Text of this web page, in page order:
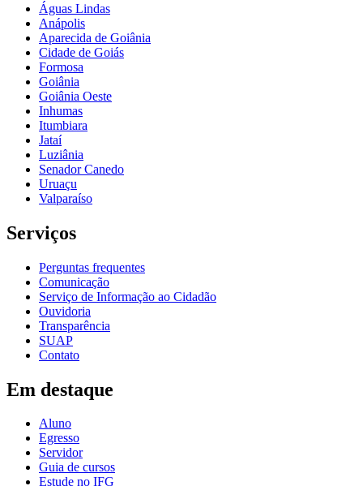
Águas Lindas
Anápolis
Aparecida de Goiânia
Cidade de Goiás
Formosa
Goiânia
Goiânia Oeste
Inhumas
Itumbiara
Jataí
Luziânia
Senador Canedo
Uruaçu
Valparaíso
Serviços
Perguntas frequentes
Comunicação
Serviço de Informação ao Cidadão
Ouvidoria
Transparência
SUAP
Contato
Em destaque
Aluno
Egresso
Servidor
Guia de cursos
Estude no IFG